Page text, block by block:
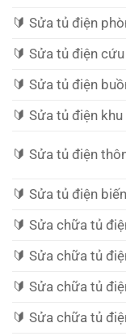
🔰️ Sửa tủ điện
🔰️ Sửa tủ điện
🔰️ Sửa tủ điện
🔰️ Sửa tủ điện
🔰️ Sửa tủ điện
🔰️ Sửa tủ điện
🔰️ Sửa chữa tủ
🔰️ Sửa chữa tủ
🔰️ Sửa chữa tủ
🔰️ Sửa chữa tủ